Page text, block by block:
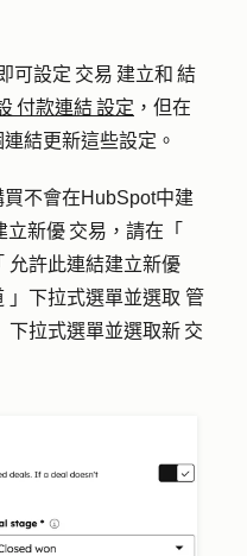
可設定 交易 建立和 結
付款連結 設定 ，但在
結更新這些設定。
不會在HubSpot中建
新優 交易，請在「
允許此連結建立新優
」下拉式選單並選取 管
下拉式選單並選取新 交